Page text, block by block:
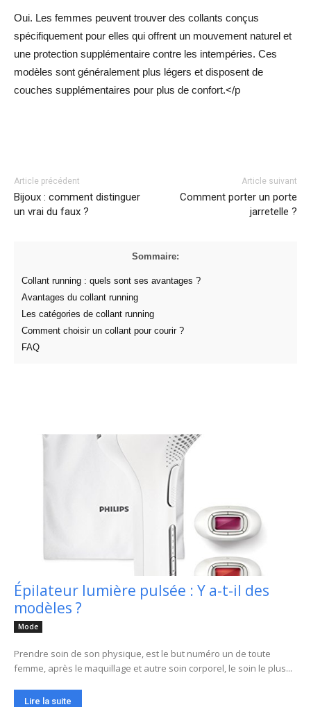
Oui. Les femmes peuvent trouver des collants conçus
spécifiquement pour elles qui offrent un mouvement naturel et
une protection supplémentaire contre les intempéries. Ces
modèles sont généralement plus légers et disposent de
couches supplémentaires pour plus de confort.</p
Article précédent
Bijoux : comment distinguer
un vrai du faux ?
Article suivant
Comment porter un porte
jarretelle ?
Sommaire:
Collant running : quels sont ses avantages ?
Avantages du collant running
Les catégories de collant running
Comment choisir un collant pour courir ?
FAQ
Épilateur lumière pulsée : Y a-t-il des
modèles ?
Mode
Prendre soin de son physique, est le but numéro un de toute
femme, après le maquillage et autre soin corporel, le soin le plus...
Lire la suite